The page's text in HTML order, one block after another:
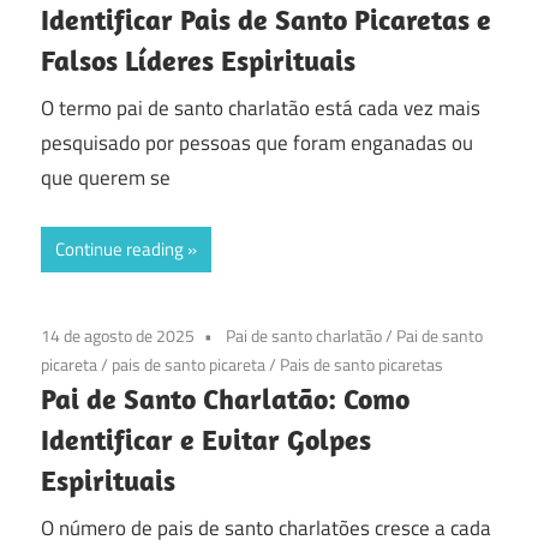
Identificar Pais de Santo Picaretas e
Falsos Líderes Espirituais
O termo pai de santo charlatão está cada vez mais
pesquisado por pessoas que foram enganadas ou
que querem se
Continue reading
14 de agosto de 2025 Pai de santo charlatão/ Pai de santo
picareta/ pais de santo picareta/ Pais de santo picaretas
Pai de Santo Charlatão: Como
Identificar e Evitar Golpes
Espirituais
O número de pais de santo charlatões cresce a cada